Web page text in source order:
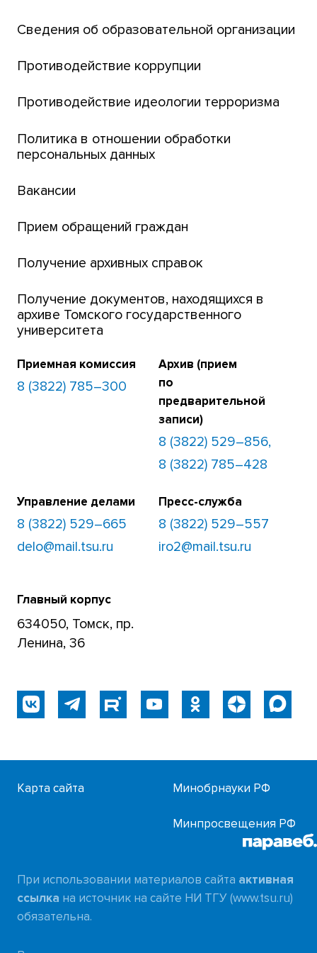
Парк социогуманитарных технологий ТГУ
Английский для всех
ТГУ
Интернет-лицей
Открытые онлайн-курсы (MOOCs)
Платежи онлайн
Банк инициатив по развитию университета
Сведения об образовательной организации
Противодействие коррупции
Противодействие идеологии терроризма
Политика в отношении обработки
персональных данных
Вакансии
Прием обращений граждан
Получение архивных справок
Получение документов, находящихся в
архиве Томского государственного
университета
Приемная комиссия
8 (3822) 785–300
Архив (прием
по
предварительной
записи)
8 (3822) 529–856,
8 (3822) 785–428
Управление делами
8 (3822) 529–665
delo@mail.tsu.ru
Пресс-служба
8 (3822) 529–557
iro2@mail.tsu.ru
Главный корпус
634050, Томск, пр.
Ленина, 36
Карта сайта Минобрнауки РФ
Минпросвещения РФ
При использовании материалов сайта активная
ссылка на источник на сайте НИ ТГУ (www.tsu.ru)
обязательна.